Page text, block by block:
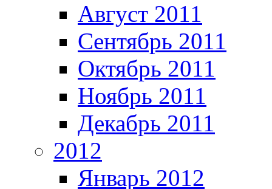
Август 2011
Сентябрь 2011
Октябрь 2011
Ноябрь 2011
Декабрь 2011
2012
Январь 2012